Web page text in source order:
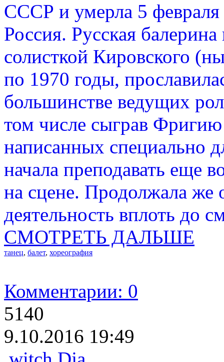
СССР и умерла 5 февраля
Россия. Русская
солисткой Кировского
по 1970 годы,
большинстве ведущих
том числе сыграв
написанных специально
начала преподавать еще
на сцене. Продолжала же
деятельность вплоть до
СМОТРЕТЬ ДАЛЬШЕ
танец, балет, хореография
Комментарии: 0
5140
9.10.2016 19:49